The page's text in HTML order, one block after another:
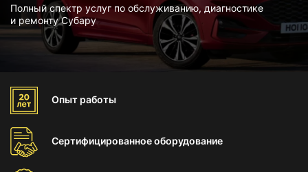
Полный спектр услуг по обслуживанию, диагностике
и ремонту Субару
Опыт работы
Сертифицированноеоборудование